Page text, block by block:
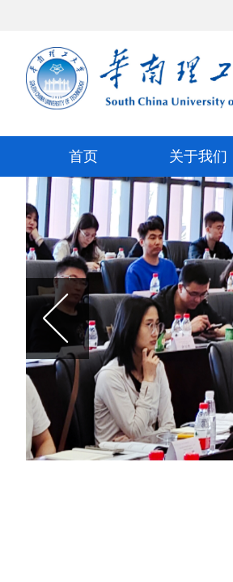
首页 关于我们